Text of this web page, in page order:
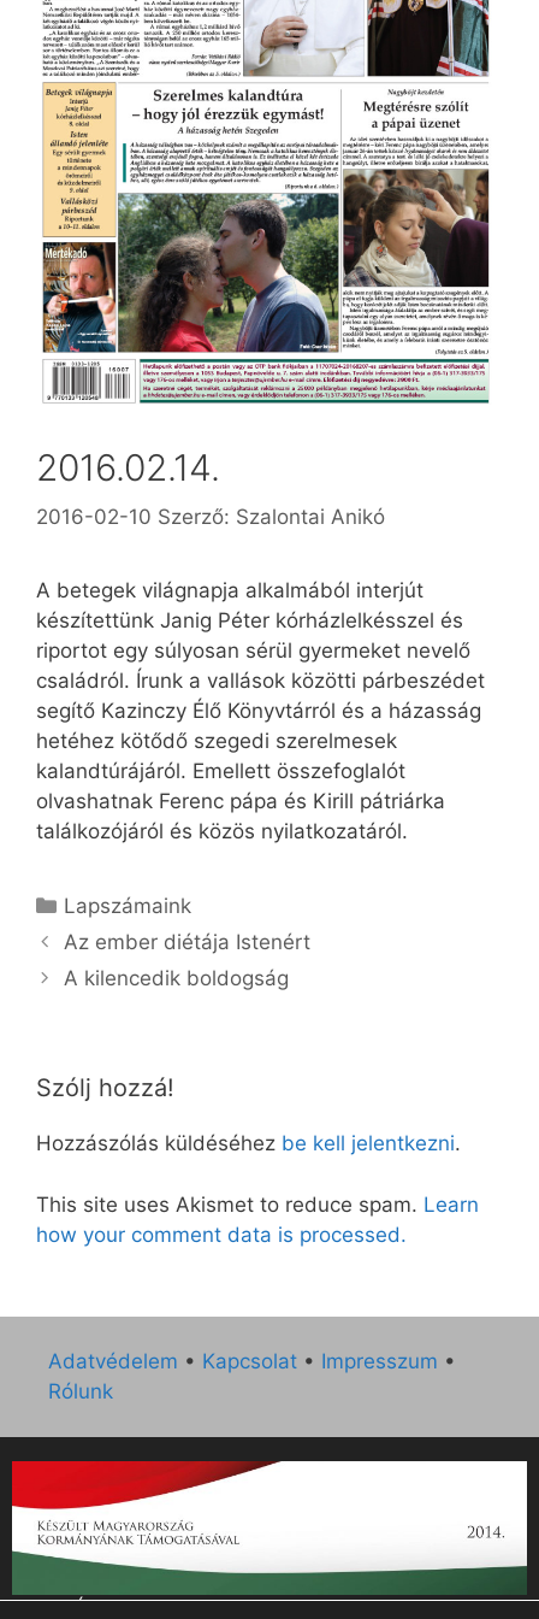
2016.02.14.
2016-02-10 Szerző: Szalontai Anikó
A betegek világnapja alkalmából interjút
készítettünk Janig Péter kórházlelkésszel és
riportot egy súlyosan sérül gyermeket nevelő
családról. Írunk a vallások közötti párbeszédet
segítő Kazinczy Élő Könyvtárról és a házasság
hetéhez kötődő szegedi szerelmesek
kalandtúrájáról. Emellett összefoglalót
olvashatnak Ferenc pápa és Kirill pátriárka
találkozójáról és közös nyilatkozatáról.
Kategória
Lapszámaink
Az ember diétája Istenért
A kilencedik boldogság
Szólj hozzá!
Hozzászólás küldéséhez be kell jelentkezni.
This site uses Akismet to reduce spam. Learn
how your comment data is processed.
Adatvédelem • Kapcsolat • Impresszum •
Rólunk
„Az Új Ember katolikus hetilap 2014. évi működésének